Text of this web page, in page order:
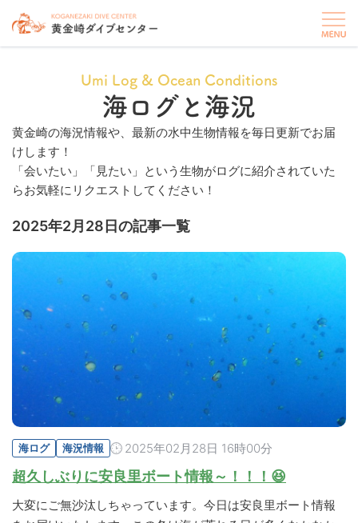
Umi Log & Ocean Conditions
海ログと海況
黄金崎の海況情報や、最新の水中生物情報を毎日更新でお届
けします！
「会いたい」「見たい」という生物がログに紹介されていた
らお気軽にリクエストしてください！
2025年2月28日の記事一覧
海ログ 海況情報 2025年02月28日 16時00分
超久しぶりに安良里ボート情報～！！！😆
大変にご無沙汰しちゃっています。今日は安良里ボート情報